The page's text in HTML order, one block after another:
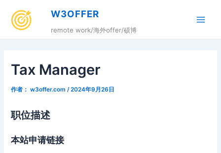
W3OFFER
remote work/海外offer/硕博
Tax Manager
作者： w3offer.com /2024年9月26日
职位描述
本站申请链接